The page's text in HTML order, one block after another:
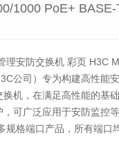
1000 PoE+
理安防交换机 彩页 H3C
公司）专为构建高性能
机，在满足高性能的基
可广泛应用于安防监控
规格端口产品，所有端口